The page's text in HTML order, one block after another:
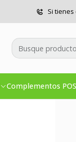
Complementos POS
Si
Carros y